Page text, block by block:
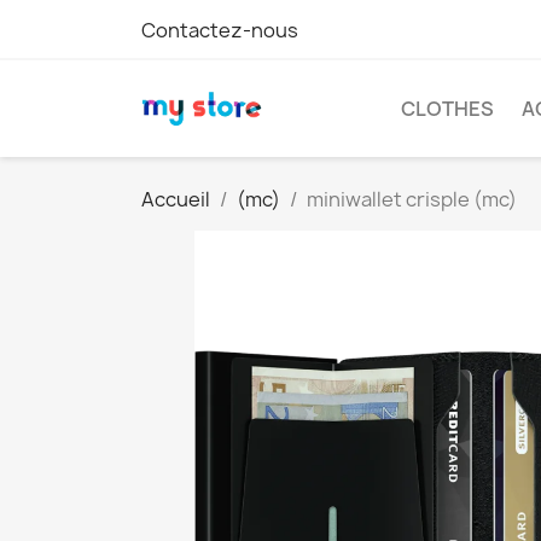
Contactez-nous
CLOTHES
Accueil (mc) miniwallet crisple (mc)